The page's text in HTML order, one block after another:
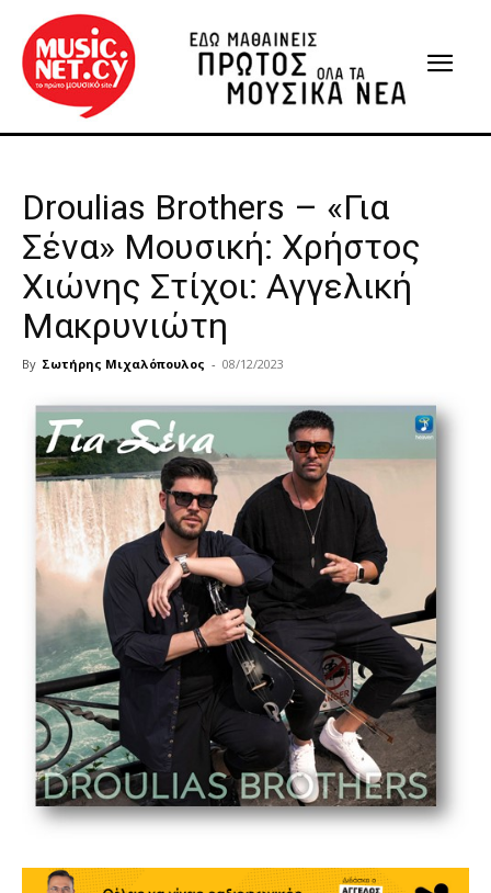
Droulias Brothers – «Για
Σένα» Μουσική: Χρήστος
Χιώνης Στίχοι: Αγγελική
Μακρυνιώτη
By Σωτήρης Μιχαλόπουλος - 08/12/2023